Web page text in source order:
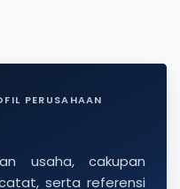
PERUSAHAAN
usaha, cakupan
serta referensi